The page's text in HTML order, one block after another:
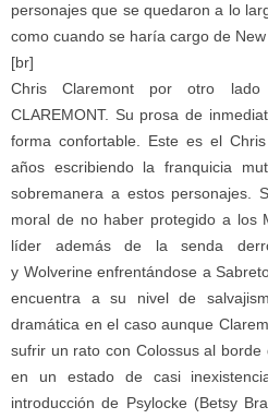
personajes que se quedaron a lo
como cuando se haría cargo de New
[br]
Chris Claremont por otro lado
CLAREMONT. Su prosa de
forma confortable. Este es el
años escribiendo la franquicia
sobremanera a estos personajes.
moral de no haber protegido a los
líder además de la senda
y Wolverine enfrentándose a
encuentra a su nivel de
dramática en el caso aunque
sufrir un rato con Colossus al
en un estado de casi
introducción de Psylocke (Betsy